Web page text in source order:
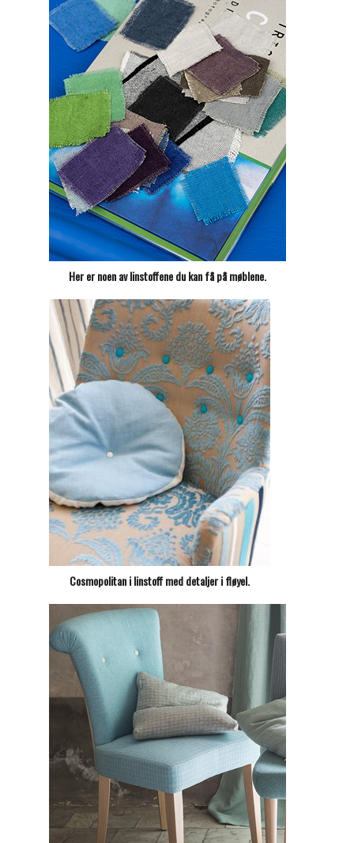
Her er noen av linstoffene du kan få på møblene.
Cosmopolitan i linstoff med detaljer i fløyel.